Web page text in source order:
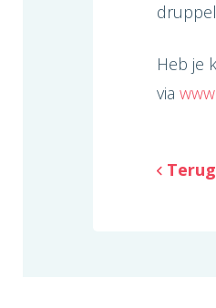
Heb je
via